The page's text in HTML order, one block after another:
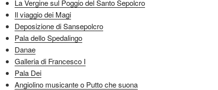
La Vergine sul Poggio del Santo Sepolcro
Il viaggio dei Magi
Deposizione di Sansepolcro
Pala dello Spedalingo
Danae
Galleria di Francesco I
Pala Dei
Angiolino musicante o Putto che suona